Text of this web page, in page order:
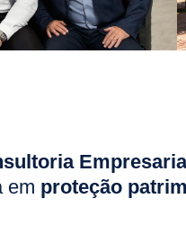
em proteção